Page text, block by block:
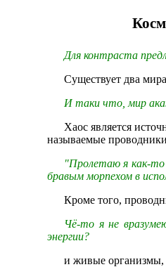
Для контраста
Существует два
И таки что, мир
Хаос является
называемые
"Пролетаю я как-то
бравым морпехом в
Кроме того,
Чё-то я не
энергии?
и живые организмы,